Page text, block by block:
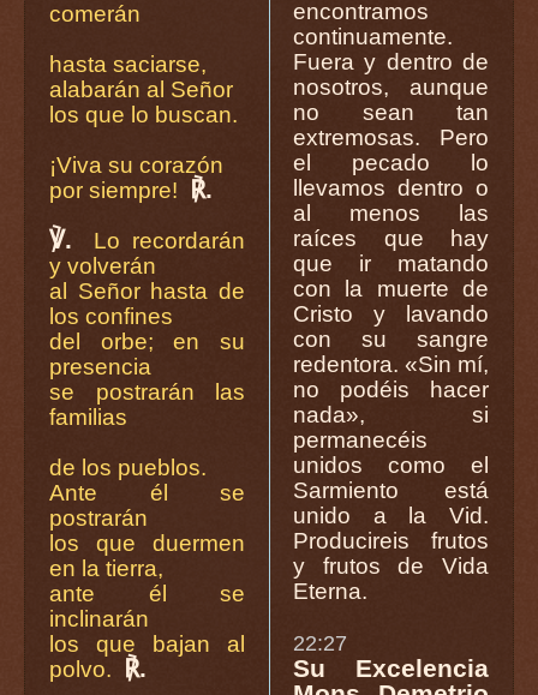
comerán
hasta saciarse,
alabarán al Señor
los que lo buscan.
¡Viva su corazón
por siempre!
℟.
℣.
Lo recordarán
y volverán
al Señor hasta de
los confines
del orbe; en su
presencia
se postrarán las
familias
de los pueblos.
Ante él se
postrarán
los que duermen
en la tierra,
ante él se
inclinarán
los que bajan al
polvo.
℟.
encontramos
continuamente.
Fuera y dentro de
nosotros, aunque
no sean tan
extremosas. Pero
el pecado lo
llevamos dentro o
al menos las
raíces que hay
que ir matando
con la muerte de
Cristo y lavando
con su sangre
redentora. «Sin mí,
no podéis hacer
nada», si
permanecéis
unidos como el
Sarmiento está
unido a la Vid.
Producireis frutos
y frutos de Vida
Eterna.
22:27
Su Excelencia